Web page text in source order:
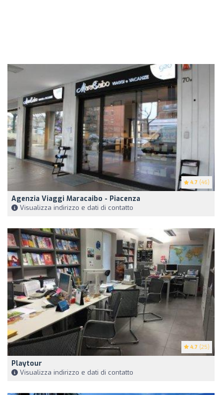
4.7 (46)
Agenzia Viaggi Maracaibo - Piacenza
Visualizza indirizzo e dati di contatto
4.7 (25)
Playtour
Visualizza indirizzo e dati di contatto